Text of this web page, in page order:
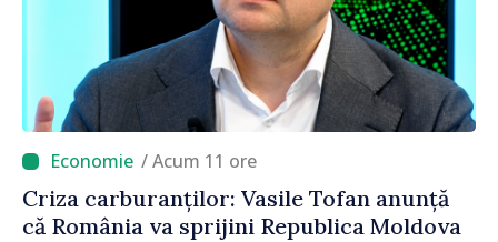
/ Acum 11 ore
Criza carburanților: Vasile Tofan anunță
că România va sprijini Republica Moldova